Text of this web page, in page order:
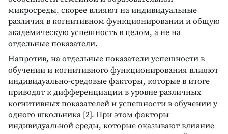
микросреды, скорее влияют на индивидуальные
различия в когнитивном функционировании и общую
академическую успешность в целом, а не на
отдельные показатели.
Напротив, на отдельные показатели успешности в
обучении и когнитивного функционирования влияют
индивидуально-средовые факторы, которые в итоге
приводят к дифференциации в уровне различных
когнитивных показателей и успешности в обучении у
одного школьника [2]. При этом факторы
индивидуальной среды, которые оказывают влияние